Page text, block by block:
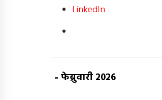
LinkedIn
- फेब्रुवारी 2026